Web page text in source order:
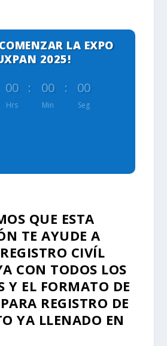
LA EXPO
2025!
00
Hrs
: 00
Min
: 00
Seg
QUE ESTA
TE AYUDE A
CIVÍL
CON TODOS LOS
Y EL FORMATO DE
REGISTRO DE
YA LLENADO EN